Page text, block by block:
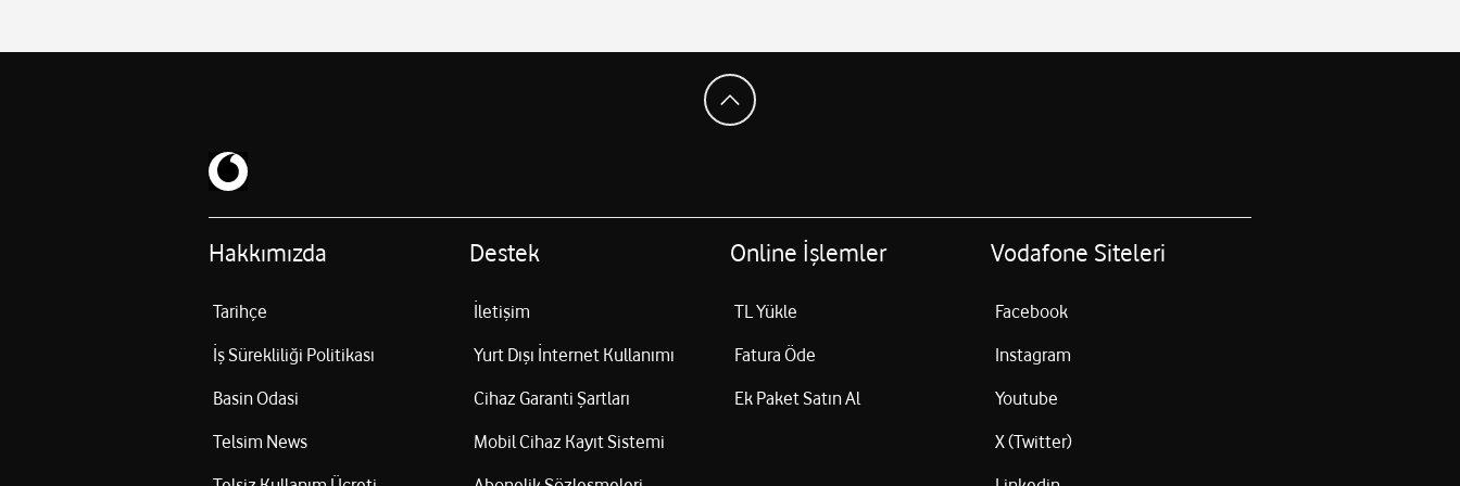
Hakkımızda
Tarihçe
İş Sürekliliği Politikası
Basin Odasi
Telsim News
Destek
İletişim
Yurt Dışı İnternet Kullanımı
Cihaz Garanti Şartları
Mobil Cihaz Kayıt Sistemi
Online İşlemler
TL Yükle
Fatura Öde
Ek Paket Satın Al
Vodafone Siteleri
Facebook
Instagram
Youtube
X (Twitter)